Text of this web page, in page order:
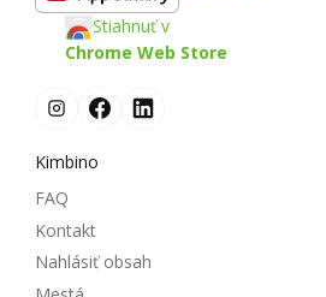
Stiahnuť v
Chrome Web Store
Kimbino
FAQ
Kontakt
Nahlásiť obsah